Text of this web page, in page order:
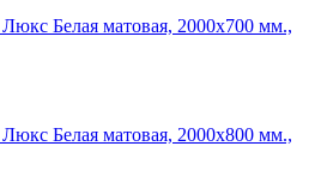
Белая матовая, 2000х700 мм.,
Белая матовая, 2000х800 мм.,